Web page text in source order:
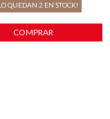
QUEDAN2 EN STOCK!
COMPRAR